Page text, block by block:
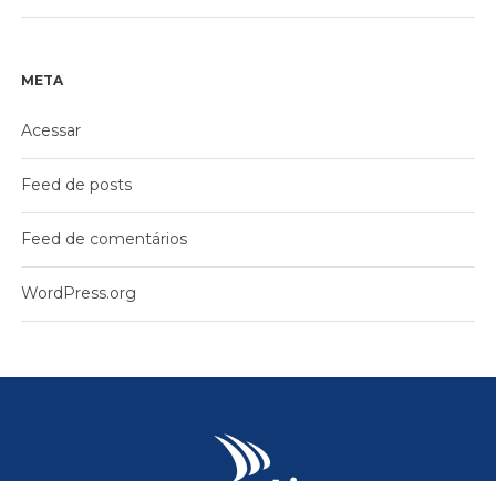
META
Acessar
Feed de posts
Feed de comentários
WordPress.org